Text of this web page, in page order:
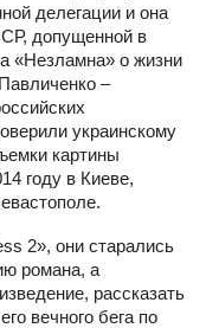
делегации и она
допущенной в
«Незламна» о жизни
–
украинскому
картины
году в Киеве,
2», они старались
романа, а
рассказать
вечного бега по